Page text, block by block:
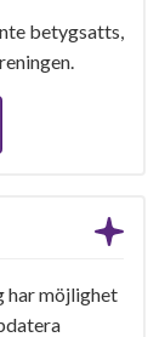
betygsatts,
har möjlighet